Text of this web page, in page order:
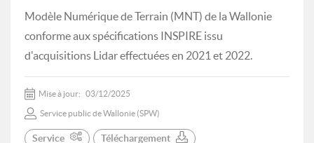
Modèle Numérique de Terrain (MNT) de la Wallonie
conforme aux spécifications INSPIRE issu
d'acquisitions Lidar effectuées en 2021 et 2022.
Mise à jour: 03/12/2025
Service public de Wallonie (SPW)
Service Téléchargement